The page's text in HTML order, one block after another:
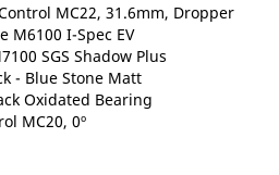
MC22, 31.6mm, Dropper
M6100 I-Spec EV
SGS Shadow Plus
- Blue Stone Matt
Oxidated Bearing
MC20, 0º